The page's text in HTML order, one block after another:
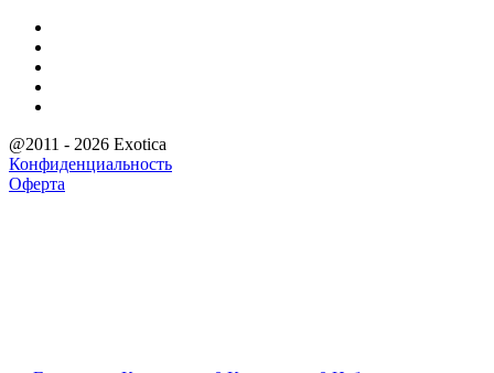
@2011 - 2026 Exotica
Конфиденциальность
Оферта